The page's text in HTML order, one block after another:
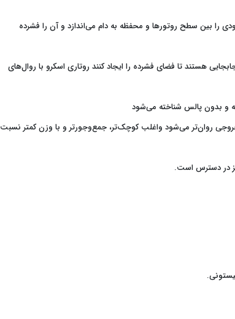
را بین سطح روتورها و محفظه به دام می‌اندازد و آن را فشرده
هستند تا فضای فشرده را ایجاد کنند روتاری اسکرو با روال‌های
و بدون پالس شناخته می‌شود
روان‌تر می‌شود واغلب کوچک‌تر، جمع‌و‌جورتر و با وزن کمتر نسبت
در دسترس است.